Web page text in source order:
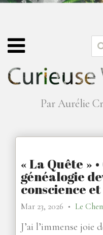
Par Aurélie
« La Quête »
généalogie
conscience
Mar 23, 2026 ● Le
J’ai l’immense joie